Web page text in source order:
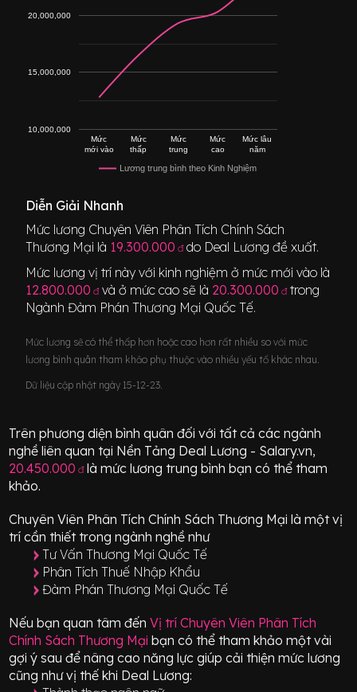
Lương trung bình theo Kinh Nghiệm
Mức
mới vào
Mức
thấp
Mức
trung
Mức
cao
Mức lâu
năm
10,000,000
15,000,000
20,000,000
Diễn Giải Nhanh
Mức lương Chuyên Viên Phân Tích Chính Sách
Thương Mại là 19.300.000 đdo Deal Lương đề xuất.
Mức lương vị trí này với kinh nghiệm ở mức mới vào là
12.800.000 đ và ở mức cao sẽ là 20.300.000 đ trong
NgànhĐàm Phán Thương Mại Quốc Tế.
Mức lương sẽ có thể thấp hơn hoặc cao hơn rất nhiều so với mức
lương bình quân tham khảo phụ thuộc vào nhiều yếu tố khác nhau.
Dữ liệu cập nhật ngày 15-12-23.
Trên phương diện bình quân đối với tất cả các ngành
nghề liên quan tại Nền Tảng Deal Lương - Salary.vn,
20.450.000 đlà mức lương trung bình bạn có thể tham
khảo.
Chuyên Viên Phân Tích Chính Sách Thương Mại là một vị
trícần thiết trong ngành nghề như
Tư Vấn Thương Mại Quốc Tế
Phân Tích Thuế Nhập Khẩu
Đàm Phán Thương Mại Quốc Tế
Nếu bạn quan tâm đến Vị tríChuyên Viên Phân Tích
Chính Sách Thương Mại bạn có thể tham khảo một vài
gợi ý sau để nâng cao năng lực giúp cải thiện mức lương
cũng như vị thế khi Deal Lương: